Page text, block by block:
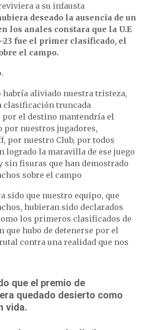
a su infausta
deseado la ausencia de un
los anales constara que la U.E
23 fue el primer clasificado, el
el campo.
habría aliviado nuestra tristeza,
clasificación truncada
el destino mantendría el
nuestros jugadores,
por nuestro Club, por todos
logrado la maravilla de ese juego
sin fisuras que han demostrado
sobre el campo
sido que nuestro equipo, que
hubieran sido declarados
los primeros clasificados de
que hubo de detenerse por el
contra una realidad que nos
que el premio de
quedado desierto como
vida.